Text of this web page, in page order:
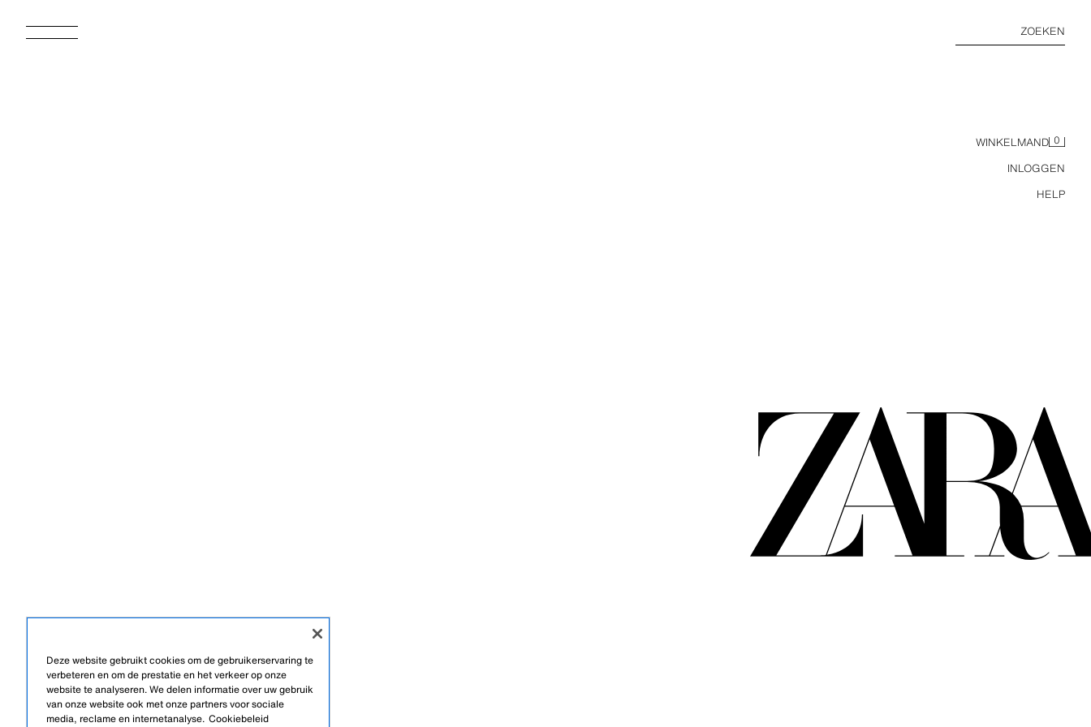
ZOEKEN
WINKELMAND 0
INLOGGEN
HELP
Deze website gebruikt cookies om de gebruikerservaring te
verbeteren en om de prestatie en het verkeer op onze
website te analyseren. We delen informatie over uw gebruik
van onze website ook met onze partners voor sociale
media, reclame en internetanalyse. Cookiebeleid